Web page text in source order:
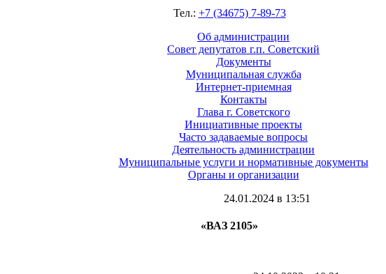
Тел.: +7 (34675) 7-89-73
Об администрации
Совет депутатов г.п. Советский
Документы
Муниципальная служба
Интернет-приемная
Контакты
Глава г. Советского
Инициативные проекты
Часто задаваемые вопросы
Деятельность администрации
Муниципальные услуги и нормативные документы
Органы и организации
24.01.2024 в 13:51
«ВАЗ 2105»